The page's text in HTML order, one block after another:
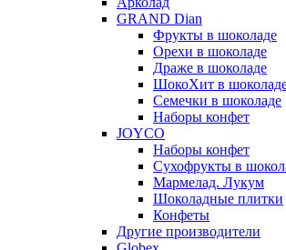
GRAND Dian
Фрукты в шоколаде
Орехи в шоколаде
Драже в шоколаде
ШокоХит в
Семечки в шоколаде
Наборы конфет
JOYCO
Наборы конфет
Сухофрукты в
Мармелад. Лукум
Шоколадные плитки
Конфеты
Другие производители